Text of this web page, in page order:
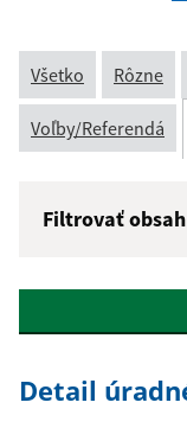
Všetko Rôzne
Voľby/Referendá
Filtrovať obsah
Popis:
Detail